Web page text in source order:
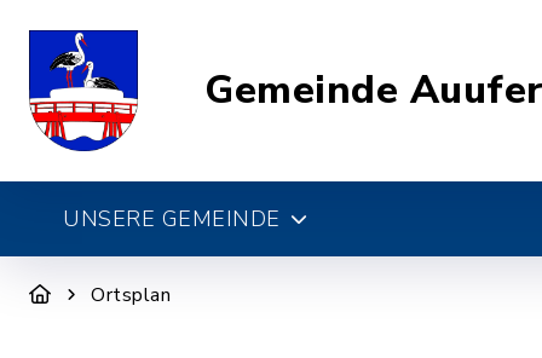
Gemeinde
UNSERE GEMEINDE
Ortsplan